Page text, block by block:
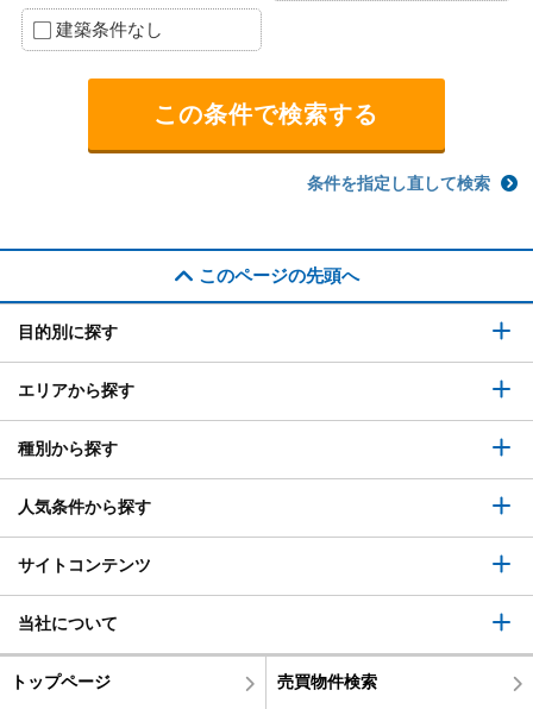
建築条件なし
条件を指定し直して検索
このページの先頭へ
目的別に探す
エリアから探す
種別から探す
人気条件から探す
サイトコンテンツ
当社について
トップページ 売買物件検索